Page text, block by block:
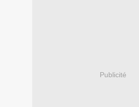
Publicité